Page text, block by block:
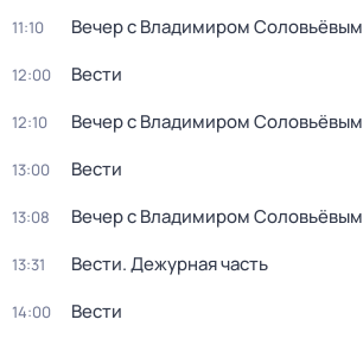
11:10 Вечер с Владимиром Соловьёвым
12:00 Вести
12:10 Вечер с Владимиром Соловьёвым
13:00 Вести
13:08 Вечер с Владимиром Соловьёвым
13:31 Вести. Дежурная часть
14:00 Вести